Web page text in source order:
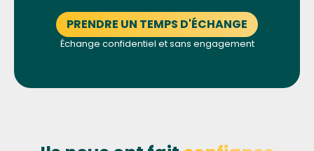
PRENDRE UN TEMPS D'ÉCHANGE
Échange confidentiel et sans engagement